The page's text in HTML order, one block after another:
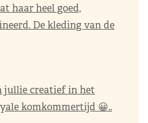
haar heel goed,
De kleding van de
jullie creatief in het
komkommertijd 😀..